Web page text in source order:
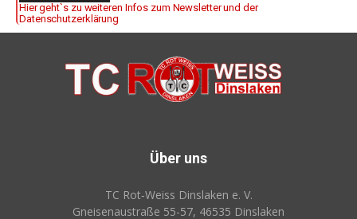
Hier geht`s zu weiteren Infos zum Newsletter und der
Datenschutzerklärung
Über uns
TC Rot‑Weiss Dinslaken e. V.
Gneisenaustraße 55-57, 46535 Dinslaken